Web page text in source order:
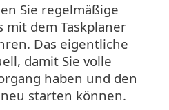
Sie regelmäßige
mit dem Taskplaner
Das eigentliche
damit Sie volle
haben und den
starten können.